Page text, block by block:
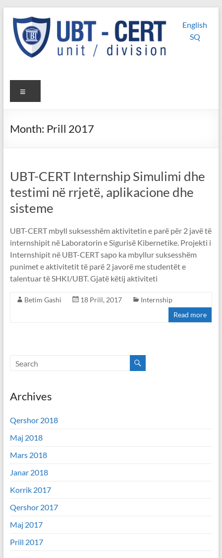
content
UBT
CERT
UBT CERT –
Unit/Division
English
SQ
Month: Prill 2017
UBT-CERT Internship Simulimi dhe
testimi në rrjetë, aplikacione dhe
sisteme
UBT-CERT mbyll suksesshëm aktivitetin e parë për 2 javë të
internshipit në Laboratorin e Sigurisë Kibernetike. Projekti i
Internshipit në UBT-CERT sapo ka mbyllur suksesshëm
punimet e aktivitetit të parë 2 javorë me studentët e
talentuar të SHKI/UBT. Gjatë këtij aktiviteti
Betim Gashi 18 Prill, 2017
Internship
Read more
Archives
Qershor 2018
Maj 2018
Mars 2018
Janar 2018
Korrik 2017
Qershor 2017
Maj 2017
Prill 2017